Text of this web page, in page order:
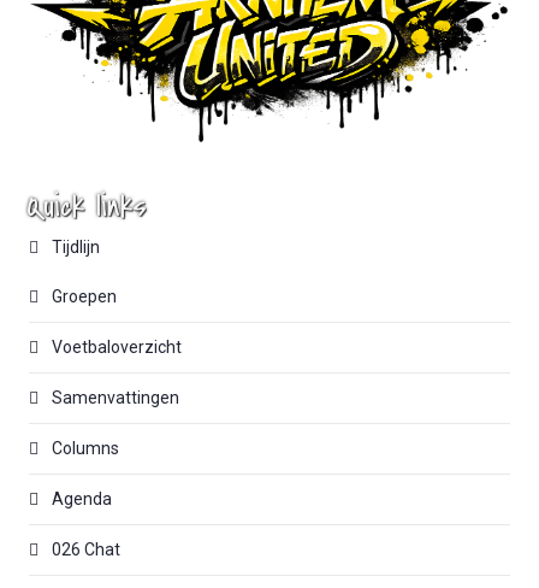
Quick links
Tijdlijn
Groepen
Voetbaloverzicht
Samenvattingen
Columns
Agenda
026 Chat